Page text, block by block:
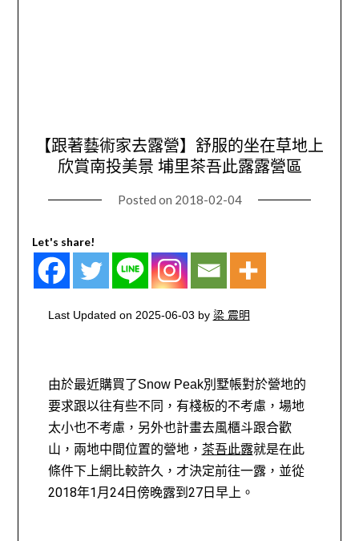
【跟著藝術家去露營】舒服的坐在草地上
欣賞南投美景 埔里茶吾此露露營區
Posted on 2018-02-04
Let's share!
Last Updated on 2025-06-03 by 梁 震明
由於最近購買了Snow Peak別墅帳對於營地的
要求跟以往有些不同，有棧板的不考慮，場地
太小也不考慮，另外也計畫去風櫃斗跟合歡
山，兩地中間位置的營地， 茶吾此露就是在此
條件下上網比較許久，才決定前往一露，並從
2018年1月24日傍晚露到27日早上。